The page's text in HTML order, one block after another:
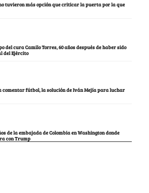
tuvieron más opción que criticar la puerta por la que
del cura Camilo Torres, 60 años después de haber sido
del Ejército
comentar fútbol, la solución de Iván Mejía para luchar
de la embajada de Colombia en Washington donde
con Trump